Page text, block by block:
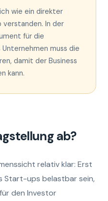
wie ein direkter
verstanden. In der
für die
muss die
damit der Business
kann.
ab?
relativ klar: Erst
Start-ups belastbar sein,
den Investor